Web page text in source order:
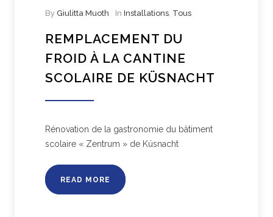
By Giulitta Muoth In Installations, Tous
REMPLACEMENT DU
FROID À LA CANTINE
SCOLAIRE DE KÜSNACHT
Rénovation de la gastronomie du bâtiment
scolaire « Zentrum » de Küsnacht
READ MORE